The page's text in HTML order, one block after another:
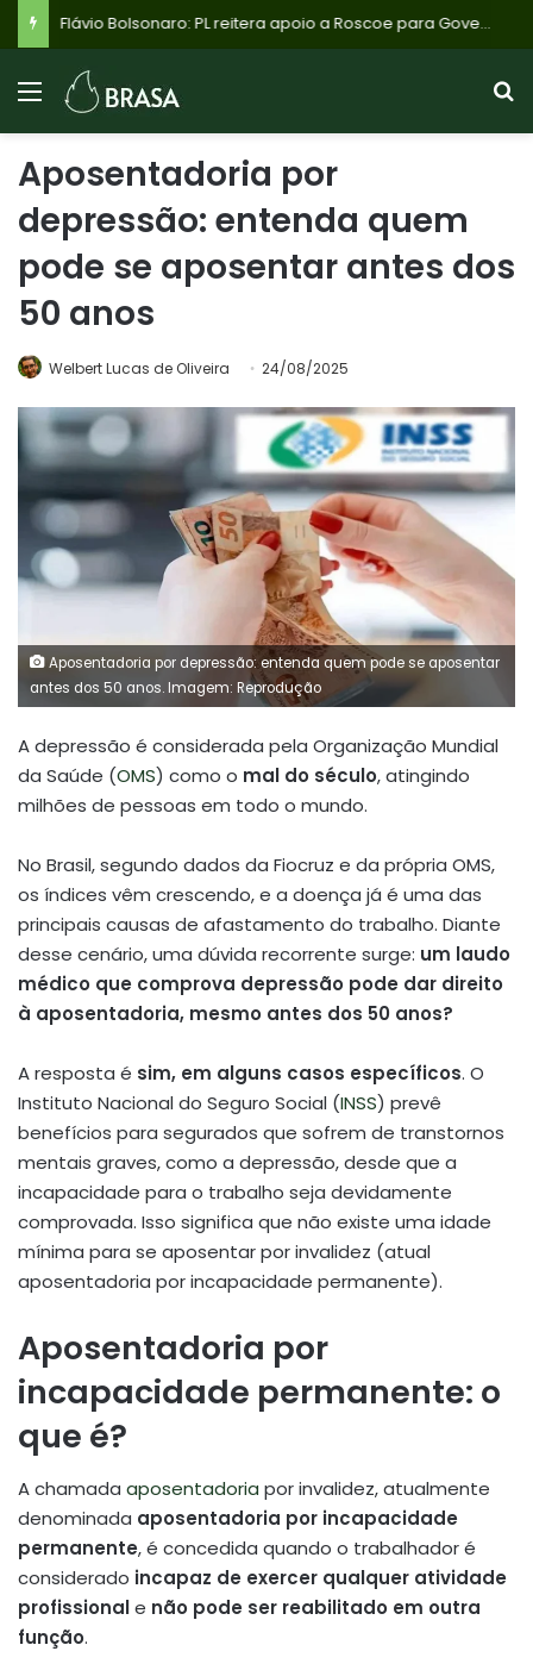
Flávio Bolsonaro: PL reitera apoio a Roscoe para Governo de Minas, mas Cleitinho Azevedo pode retomar candidatura com apoio do PL de Betim
Aposentadoria por
depressão: entenda quem
pode se aposentar antes dos
50 anos
Welbert Lucas de Oliveira 24/08/2025
Aposentadoria por depressão: entenda quem pode se aposentar
antes dos 50 anos. Imagem: Reprodução
A depressão é considerada pela Organização Mundial
da Saúde (OMS) como o mal do século, atingindo
milhões de pessoas em todo o mundo.
No Brasil, segundo dados da Fiocruz e da própria OMS,
os índices vêm crescendo, e a doença já é uma das
principais causas de afastamento do trabalho. Diante
desse cenário, uma dúvida recorrente surge: um laudo
médico que comprova depressão pode dar direito
à aposentadoria, mesmo antes dos 50 anos?
A resposta é sim, em alguns casos específicos. O
Instituto Nacional do Seguro Social (INSS) prevê
benefícios para segurados que sofrem de transtornos
mentais graves, como a depressão, desde que a
incapacidade para o trabalho seja devidamente
comprovada. Isso significa que não existe uma idade
mínima para se aposentar por invalidez (atual
aposentadoria por incapacidade permanente).
Aposentadoria por
incapacidade permanente: o
que é?
A chamada aposentadoria por invalidez, atualmente
denominada aposentadoria por incapacidade
permanente, é concedida quando o trabalhador é
considerado incapaz de exercer qualquer atividade
profissionale não pode ser reabilitado em outra
função.